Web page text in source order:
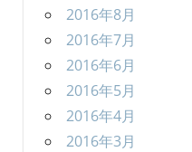
2016年8月
2016年7月
2016年6月
2016年5月
2016年4月
2016年3月